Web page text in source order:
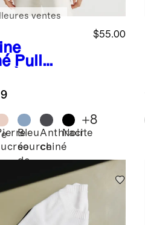
Pull
souris
et
à
$55.00
ventes
Bleu
source
de
montagne
Anthracite
chiné
Noir
+8